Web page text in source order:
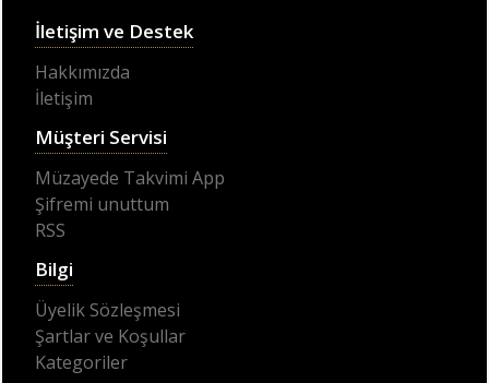
İletişim ve Destek
Hakkımızda
İletişim
Müşteri Servisi
Müzayede Takvimi App
Şifremi unuttum
RSS
Bilgi
Üyelik Sözleşmesi
Şartlar ve Koşullar
Kategoriler